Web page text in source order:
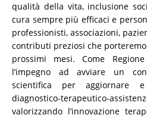
qualità della vita, inclusione
cura sempre più efficaci e
professionisti, associazioni,
contributi preziosi che
prossimi mesi. Come
l’impegno ad avviare un
scientifica per aggiornare
diagnostico-terapeutico-
valorizzando l’innovazione